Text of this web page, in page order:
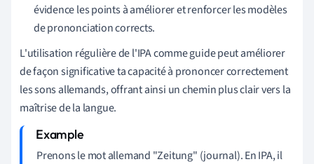
évidence les points à améliorer et renforcer les modèles
de prononciation corrects.
L'utilisation régulière de l'IPA comme guide peut améliorer
de façon significative ta capacité à prononcer correctement
les sons allemands, offrant ainsi un chemin plus clair vers la
maîtrise de la langue.
Prenons le mot allemand "Zeitung" (journal). En IPA, il